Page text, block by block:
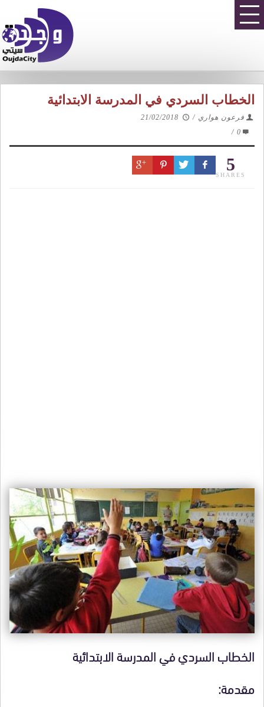
الخطاب السردي في المدرسة الابتدائية
فرعون هواري /
21/02/2018
0
/
5
SHARES
الخطاب السردي في المدرسة الابتدائية
مقدمة: